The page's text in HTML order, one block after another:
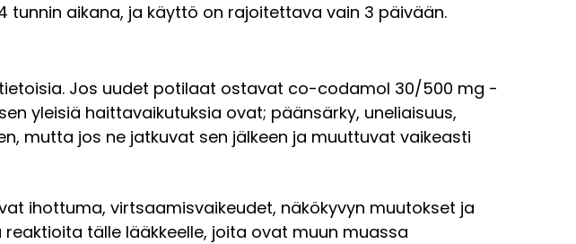
aikana, ja käyttö on rajoitettava vain 3 päivään.
Jos uudet potilaat ostavat co-codamol 30/500 mg -
yleisiä haittavaikutuksia ovat; päänsärky, uneliaisuus,
mutta jos ne jatkuvat sen jälkeen ja muuttuvat vaikeasti
ihottuma, virtsaamisvaikeudet, näkökyvyn muutokset ja
tälle lääkkeelle, joita ovat muun muassa